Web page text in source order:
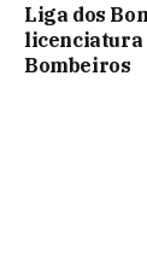
Liga dos
licenciatura
Bombeiros